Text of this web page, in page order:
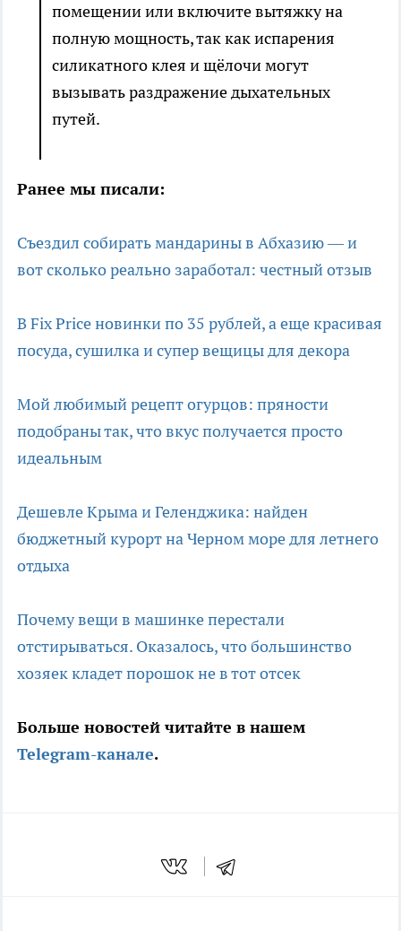
помещении или включите вытяжку на
полную мощность, так как испарения
силикатного клея и щёлочи могут
вызывать раздражение дыхательных
путей.
Ранее мы писали:
Съездил собирать мандарины в Абхазию — и
вот сколько реально заработал: честный отзыв
В Fix Price новинки по 35 рублей, а еще красивая
посуда, сушилка и супер вещицы для декора
Мой любимый рецепт огурцов: пряности
подобраны так, что вкус получается просто
идеальным
Дешевле Крыма и Геленджика: найден
бюджетный курорт на Черном море для летнего
отдыха
Почему вещи в машинке перестали
отстирываться. Оказалось, что большинство
хозяек кладет порошок не в тот отсек
Больше новостей читайте в нашем
Telegram-канале.